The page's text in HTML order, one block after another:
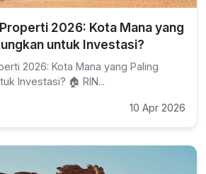
2026: Kota Mana yang
untuk Investasi?
2026: Kota Mana yang Paling
Investasi? 🏠 RIN...
10 Apr 2026